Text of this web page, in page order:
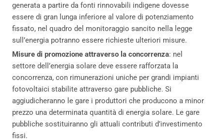
generata a partire da fonti rinnovabili indigene dovesse
essere di gran lunga inferiore al valore di potenziamento
fissato, nel quadro del monitoraggio sancito nella legge
sull’energia potranno essere richieste ulteriori misure.
Misure di promozione attraverso la concorrenza: nel
settore dell’energia solare deve essere rafforzata la
concorrenza, con rimunerazioni uniche per grandi impianti
fotovoltaici stabilite attraverso gare pubbliche. Si
aggiudicheranno le gare i produttori che producono a minor
prezzo una determinata quantità di energia solare. Le gare
pubbliche sostituiranno gli attuali contributi d’investimento
fissi.